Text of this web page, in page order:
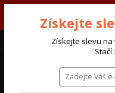
od
Získejte
Získejte slevu na
Stačí